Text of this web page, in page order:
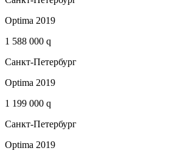
Optima 2019
1 588 000 q
Санкт-Петербург
Optima 2019
1 199 000 q
Санкт-Петербург
Optima 2019